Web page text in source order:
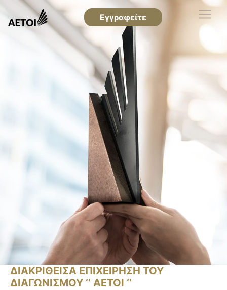
Εγγραφείτε
ΔΙΑΚΡΙΘΕΙΣΑ ΕΠΙΧΕΙΡΗΣΗ ΤΟΥ
ΔΙΑΓΩΝΙΣΜΟΥ ‘’ ΑΕΤΟΙ ‘’